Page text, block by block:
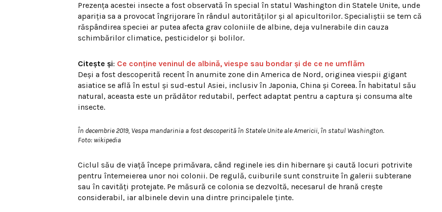
Prezența acestei insecte a fost observată în special în statul Washington din Statele Unite, unde
apariția sa a provocat îngrijorare în rândul autorităților și al apicultorilor. Specialiștii se tem că
răspândirea speciei ar putea afecta grav coloniile de albine, deja vulnerabile din cauza
schimbărilor climatice, pesticidelor și bolilor.
Citește și: Ce conține veninul de albină, viespe sau bondar și de ce ne umflăm
Deși a fost descoperită recent în anumite zone din America de Nord, originea viespii gigant
asiatice se află în estul și sud-estul Asiei, inclusiv în Japonia, China și Coreea. În habitatul său
natural, aceasta este un prădător redutabil, perfect adaptat pentru a captura și consuma alte
insecte.
În decembrie 2019, Vespa mandarinia a fost descoperită în Statele Unite ale Americii, în statul Washington.
Foto: wikipedia
Ciclul său de viață începe primăvara, când reginele ies din hibernare și caută locuri potrivite
pentru întemeierea unor noi colonii. De regulă, cuiburile sunt construite în galerii subterane
sau în cavități protejate. Pe măsură ce colonia se dezvoltă, necesarul de hrană crește
considerabil, iar albinele devin una dintre principalele ținte.